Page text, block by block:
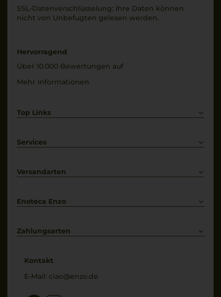
Alkoholgehalt
13,5 % Vol.
0,7 g/L
0,75 L
SSL-Daten­verschlüs­selung: Ihre Daten können
nicht von Unbe­fugten gelesen werden.
Hervorragend
Über 10.000 Bewertungen auf
Mehr Informationen
Top Links
Weißwein
Services
Kontakt
Versandarten
Enoteca Enzo
Bewertungs-Richtlinien
Zahlungsarten
Kontakt
E-Mail: ciao@enzo.de